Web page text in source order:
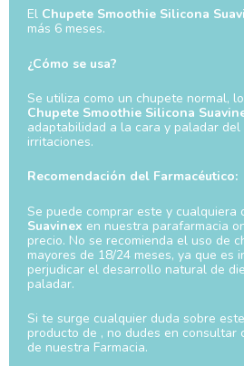
El Chupete Smoothie Silicona
más 6 meses.
¿Cómo se usa?
Se utiliza como un chupete normal,
Chupete Smoothie Silicona
adaptabilidad a la cara y paladar
irritaciones.
Recomendación del Farmacéutico:
Se puede comprar este y cualquiera
Suavinex en nuestra parafarmacia
precio. No se recomienda el uso de
mayores de 18/24 meses, ya que es
perjudicar el desarrollo natural de
paladar.
Si te surge cualquier duda sobre
producto de , no dudes en consultar
de nuestra Farmacia.